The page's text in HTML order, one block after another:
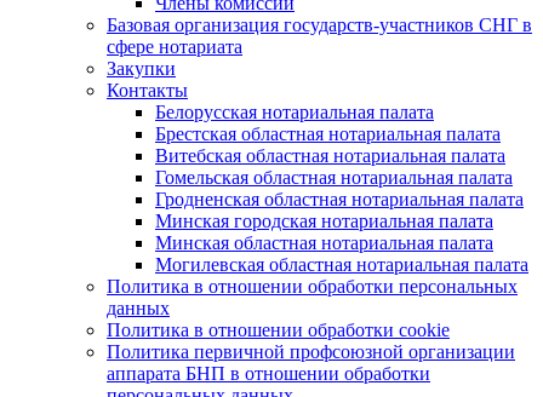
Базовая организация государств-участников СНГ в
сфере нотариата
Закупки
Контакты
Белорусская нотариальная палата
Брестская областная нотариальная палата
Витебская областная нотариальная палата
Гомельская областная нотариальная палата
Гродненская областная нотариальная палата
Минская городская нотариальная палата
Минская областная нотариальная палата
Могилевская областная нотариальная палата
Политика в отношении обработки персональных
данных
Политика в отношении обработки cookie
Политика первичной профсоюзной организации
аппарата БНП в отношении обработки